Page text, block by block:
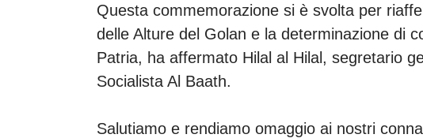
Questa commemorazione si è svolta per
delle Alture del Golan e la determinazione di
Patria, ha affermato Hilal al Hilal, segretario
Socialista Al Baath.
Salutiamo e rendiamo omaggio ai nostri